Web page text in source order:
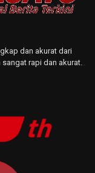
dan akurat dari
rapi dan akurat.